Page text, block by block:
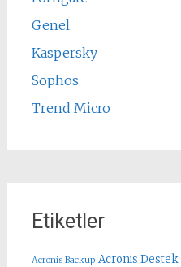
Genel
Kaspersky
Sophos
Trend Micro
Etiketler
Acronis Backup Acronis Destek